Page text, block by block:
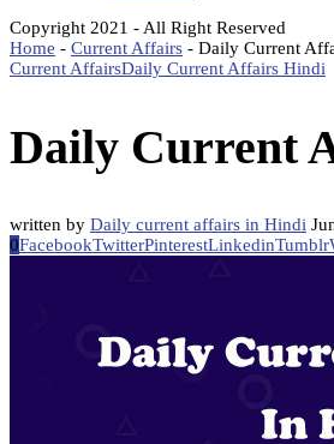
Copyright 2021 - All Right Reserved
Home - Current Affairs - Daily Current
Current AffairsDaily Current Affairs Hindi
Daily Current
written by Daily current affairs in Hindi
0FacebookTwitterPinterestLinkedinTumblr